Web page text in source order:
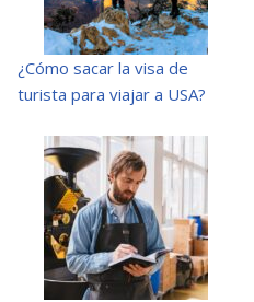
¿Cómo sacar la visa de
turista para viajar a USA?